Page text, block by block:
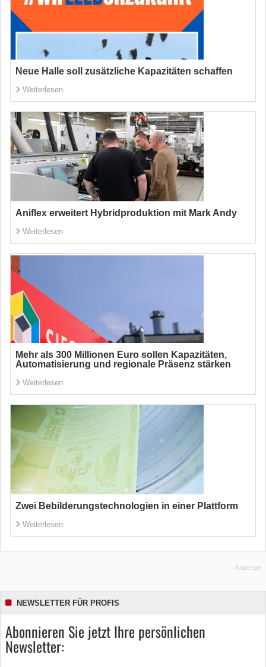
Neue Halle soll zusätzliche Kapazitäten schaffen
Weiterlesen
Aniflex erweitert Hybridproduktion mit Mark Andy
Weiterlesen
Mehr als 300 Millionen Euro sollen Kapazitäten,
Automatisierung und regionale Präsenz stärken
Weiterlesen
Zwei Bebilderungstechnologien in einer Plattform
Weiterlesen
Anzeige
NEWSLETTER FÜR PROFIS
Abonnieren Sie jetzt Ihre persönlichen
Newsletter: